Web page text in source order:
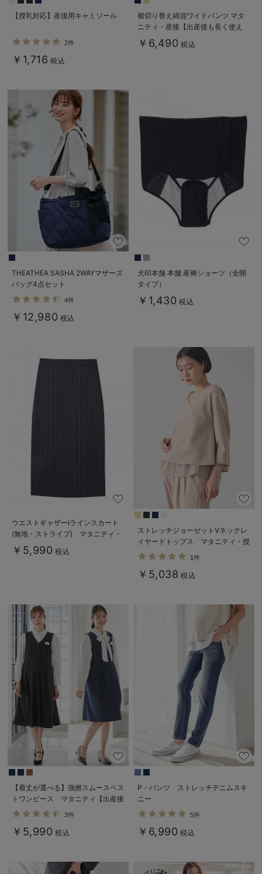
【授乳対応】産後用キャミソール
2件
￥1,716 税込
裾切り替え綿混ワイドパンツ マタ
ニティ・産後【出産後も長く使え
る】
￥6,490 税込
THEATHEA SASHA 2WAYマザーズ
バッグ4点セット
4件
￥12,980 税込
犬印本舗 本舗 産褥ショーツ（全開
タイプ）
￥1,430 税込
ウエストギャザーIラインスカート
(無地・ストライプ) マタニティ・
産後【産後も長く着られる】
￥5,990 税込
ストレッチジョーゼットVネックレ
イヤードトップス マタニティ・授
乳服【出産後も長く使える】
1件
￥5,038 税込
【着丈が選べる】強撚スムースベス
トワンピース マタニティ【出産後
も長く使える】
3件
￥5,990 税込
P・パンツ ストレッチデニムスキ
ニー
5件
￥6,990 税込